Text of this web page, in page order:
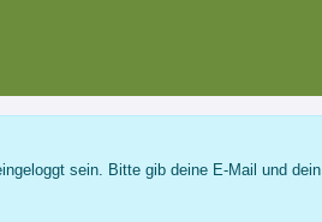
sein. Bitte gib deine E-Mail und dein